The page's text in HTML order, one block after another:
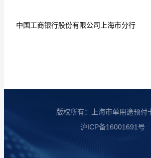
中国工商银行股份有限公司上海市分行
版权所有：上海市单用途预付
沪ICP备16001691号